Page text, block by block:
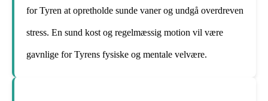
for Tyren at opretholde sunde vaner og undgå overdreven
stress. En sund kost og regelmæssig motion vil være
gavnlige for Tyrens fysiske og mentale velvære.